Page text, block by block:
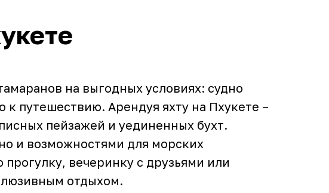
на выгодных условиях: судно
к путешествию. Арендуя яхту на Пхукете –
пейзажей и уединенных бухт.
и возможностями для морских
вечеринку с друзьями или
отдыхом.